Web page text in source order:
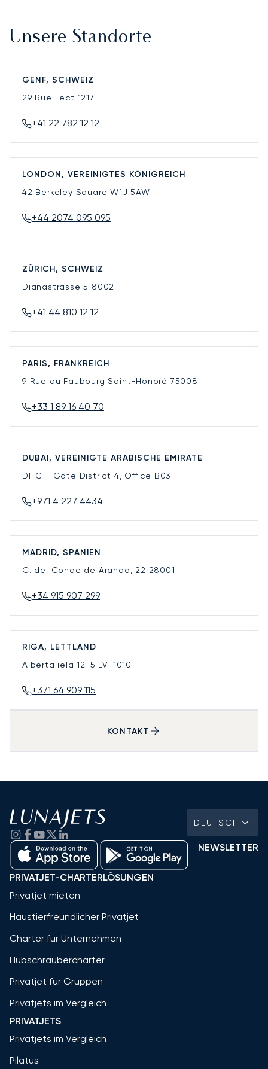
Unsere Standorte
GENF, SCHWEIZ
29 Rue Lect 1217
+41 22 782 12 12
LONDON, VEREINIGTES KÖNIGREICH
42 Berkeley SquareW1J 5AW
+44 2074 095 095
ZÜRICH, SCHWEIZ
Dianastrasse 5 8002
+41 44 810 12 12
PARIS, FRANKREICH
9 Rue du Faubourg Saint-Honoré 75008
+33 1 89 16 40 70
DUBAI, VEREINIGTE ARABISCHE EMIRATE
DIFC - Gate District 4, Office B03
+971 4 227 4434
MADRID, SPANIEN
C. del Conde de Aranda, 22 28001
+34 915 907 299
RIGA, LETTLAND
Alberta iela 12-5 LV-1010
+371 64 909 115
KONTAKT
DEUTSCH
NEWSLETTER
PRIVATJET-CHARTERLÖSUNGEN
Privatjet mieten
Haustierfreundlicher Privatjet
Charter für Unternehmen
Hubschraubercharter
Privatjet für Gruppen
Privatjets im Vergleich
PRIVATJETS
Privatjets im Vergleich
Pilatus